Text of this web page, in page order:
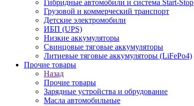
Гибридные автомобили и система Start-Stop
Грузовой и коммерческий транспорт
Детские электромобили
ИБП (UPS)
Низкие аккумуляторы
Свинцовые тяговые аккумуляторы
Литиевые тяговые аккумуляторы (LiFePo4)
Прочие товары
Назад
Прочие товары
Зарядные устройства и обрудование
Масла автомобильные